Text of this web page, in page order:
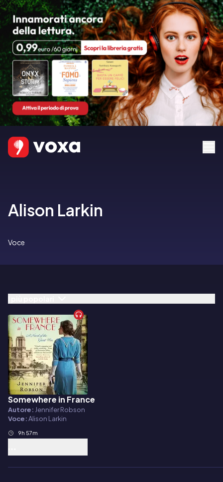
Alison Larkin
Voce
Audiolibro
Somewhere in France
Autore: Jennifer Robson
Voce:Alison Larkin
9h 57m